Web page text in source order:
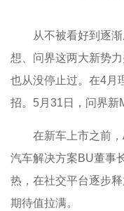
从不被看好到逐
想、问界这两大新势
也从没停止过。在4月
招。5月31日，问界新
在新车上市之前
汽车解决方案BU董事
热，在社交平台逐步
期待值拉满。